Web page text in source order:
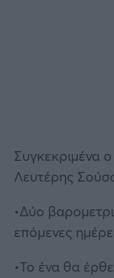
Συγκεκριμένα
Λευτέρης
•Δύο
επόμενες
•Το ένα θα